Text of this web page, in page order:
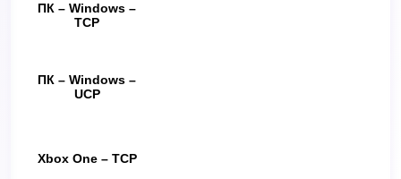
ПК – Windows –
TCP
ПК – Windows –
UCP
Xbox One – TCP